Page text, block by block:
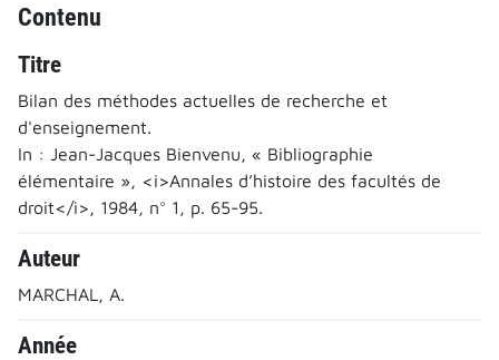
Contenu
Titre
Bilan des méthodes actuelles de recherche et
d'enseignement.
In : Jean-Jacques Bienvenu, « Bibliographie
élémentaire », <i>Annales d’histoire des facultés de
droit</i>, 1984, n° 1, p. 65-95.
Auteur
MARCHAL, A.
Année